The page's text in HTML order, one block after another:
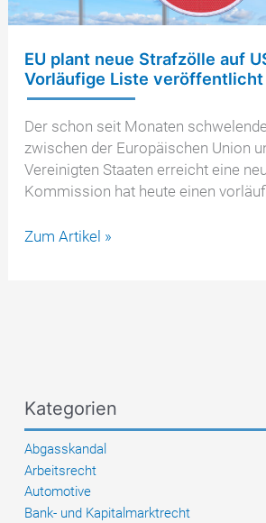
EU plant neue Strafzölle auf
Vorläufige Liste veröffentlicht
Der schon seit Monaten
zwischen der Europäischen Union
Vereinigten Staaten erreicht eine
Kommission hat heute einen
EU
Vorläufige
Liste
veröffentlicht
Zum Artikel »
Kategorien
Abgasskandal
Arbeitsrecht
Automotive
Bank- und Kapitalmarktrecht